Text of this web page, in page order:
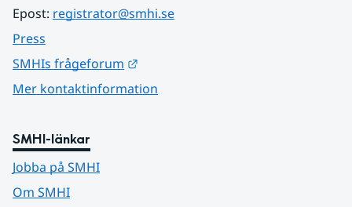
Epost: registrator@smhi.se
Press
SMHIs frågeforum
Mer kontaktinformation
SMHI-länkar
Jobba på SMHI
Om SMHI